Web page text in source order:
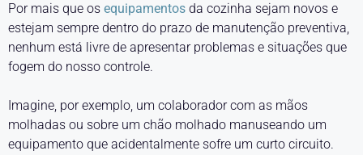
Por mais que os equipamentos da cozinha sejam novos e
estejam sempre dentro do prazo de manutenção preventiva,
nenhum está livre de apresentar problemas e situações que
fogem do nosso controle.
Imagine, por exemplo, um colaborador com as mãos
molhadas ou sobre um chão molhado manuseando um
equipamento que acidentalmente sofre um curto circuito.